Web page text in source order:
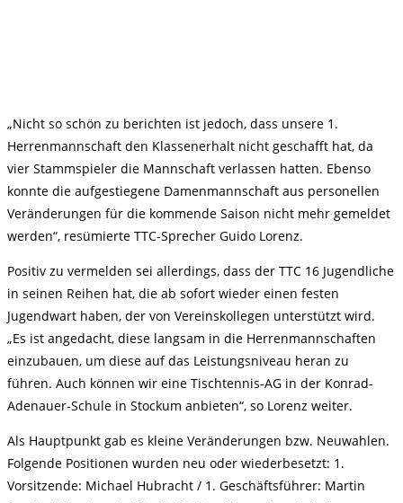
„Nicht so schön zu berichten ist jedoch, dass unsere 1.
Herrenmannschaft den Klassenerhalt nicht geschafft hat, da
vier Stammspieler die Mannschaft verlassen hatten. Ebenso
konnte die aufgestiegene Damenmannschaft aus personellen
Veränderungen für die kommende Saison nicht mehr gemeldet
werden“, resümierte TTC-Sprecher Guido Lorenz.
Positiv zu vermelden sei allerdings, dass der TTC 16 Jugendliche
in seinen Reihen hat, die ab sofort wieder einen festen
Jugendwart haben, der von Vereinskollegen unterstützt wird.
„Es ist angedacht, diese langsam in die Herrenmannschaften
einzubauen, um diese auf das Leistungsniveau heran zu
führen. Auch können wir eine Tischtennis-AG in der Konrad-
Adenauer-Schule in Stockum anbieten“, so Lorenz weiter.
Als Hauptpunkt gab es kleine Veränderungen bzw. Neuwahlen.
Folgende Positionen wurden neu oder wiederbesetzt: 1.
Vorsitzende: Michael Hubracht / 1. Geschäftsführer: Martin